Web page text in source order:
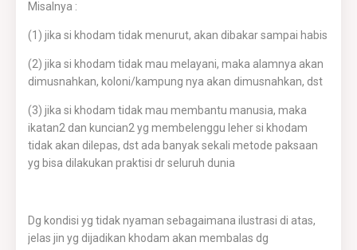
Misalnya :
(1) jika si khodam tidak menurut, akan dibakar sampai habis
(2) jika si khodam tidak mau melayani, maka alamnya akan
dimusnahkan, koloni/kampung nya akan dimusnahkan, dst
(3) jika si khodam tidak mau membantu manusia, maka
ikatan2 dan kuncian2 yg membelenggu leher si khodam
tidak akan dilepas, dst ada banyak sekali metode paksaan
yg bisa dilakukan praktisi dr seluruh dunia
Dg kondisi yg tidak nyaman sebagaimana ilustrasi di atas,
jelas jin yg dijadikan khodam akan membalas dg